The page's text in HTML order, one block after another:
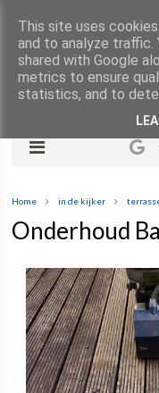
Home in de kijker
Onderhoud
This site uses
and to analyze traffic.
shared with Google
metrics to ensure
statistics, and to